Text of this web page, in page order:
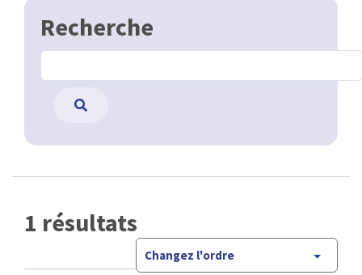
Recherche
1 résultats
Changez l'ordre